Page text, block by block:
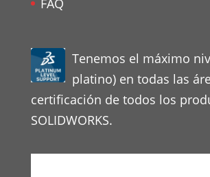
Tenemos el máximo
platino) en todas las
certificación de todos los
SOLIDWORKS.